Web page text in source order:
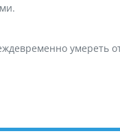
умереть